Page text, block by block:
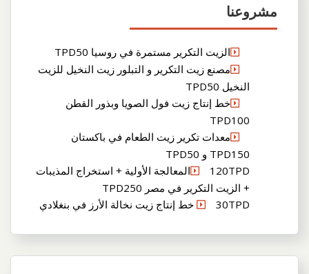
مشروعنا
الزيت التكرير مستمرة في روسيا TPD50
مصنع زيت التكرير و التبلور زيت النخيل للزيت
النخيل TPD50
خط إنتاج زيت فول الصويا وبذور القطن
TPD100
معدات تكرير زيت الطعام في باكستان
TPD150 و TPD50
120TPDالمعالجة الأولية + استخراج المذيبات
+ الزيت التكرير في مصر TPD250
30TPD خط إنتاج زيت نخالة الأرز في بنغلادي